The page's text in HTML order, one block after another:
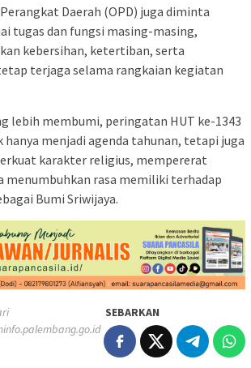
Daerah (OPD) juga diminta
tugas dan fungsi masing-masing,
kebersihan, ketertiban, serta
terjaga selama rangkaian kegiatan
lebih membumi, peringatan HUT ke-1343
hanya menjadi agenda tahunan, tetapi juga
karakter religius, mempererat
menumbuhkan rasa memiliki terhadap
Bumi Sriwijaya.
SEBARKAN